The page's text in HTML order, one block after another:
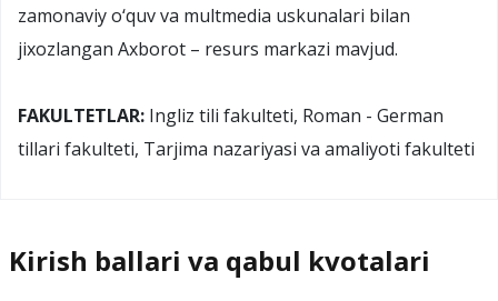
zamonaviy o‘quv va multmedia uskunalari bilan
jixozlangan Axborot – resurs markazi mavjud.
FAKULTETLAR: Ingliz tili fakulteti, Roman - German
tillari fakulteti, Tarjima nazariyasi va amaliyoti fakulteti
Kirish ballari va qabul kvotalari